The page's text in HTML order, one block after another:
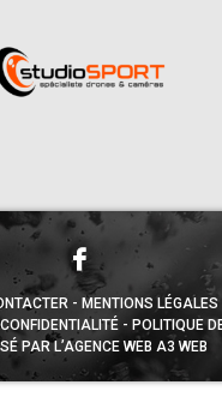
MENTIONS LÉGALES
POLITIQUE
PAR L’AGENCE WEB A3 WEB